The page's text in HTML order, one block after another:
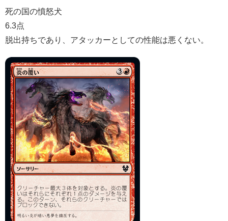
死の国の憤怒犬
6.3点
脱出持ちであり、アタッカーとしての性能は悪くない。